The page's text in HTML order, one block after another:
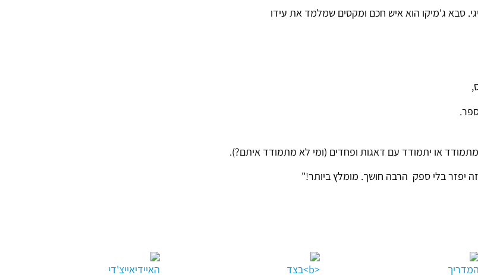
סבא ג'מיקו הוא איש חכם ומקסים שמלמד את עידו
,
.
או יתמודד עם דאגות ופחדים (ומי לא מתמודד איתם?).
יפזרבלי ספק הרבה חושך. מומלץ ביותר!"